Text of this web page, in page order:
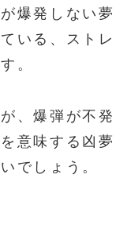
爆発しない夢
いる、ストレ
。
、爆弾が不発
意味する凶夢
でしょう。